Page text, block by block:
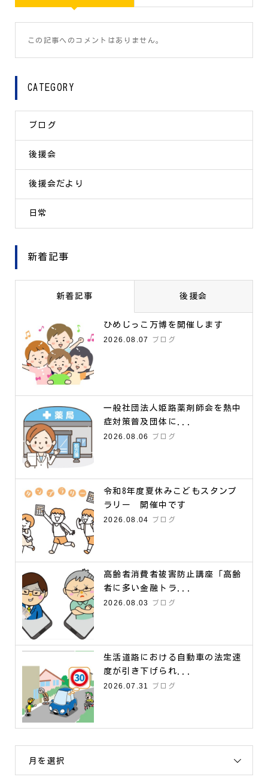
この記事へのコメントはありません。
CATEGORY
ブログ
後援会
後援会だより
日常
新着記事
新着記事 後援会
ひめじっこ万博を開催します
2026.08.07
ブログ
一般社団法人姫路薬剤師会を熱中
症対策普及団体に...
2026.08.06
ブログ
令和8年度夏休みこどもスタンプ
ラリー 開催中です
2026.08.04
ブログ
高齢者消費者被害防止講座「高齢
者に多い金融トラ...
2026.08.03
ブログ
生活道路における自動車の法定速
度が引き下げられ...
2026.07.31
ブログ
月を選択